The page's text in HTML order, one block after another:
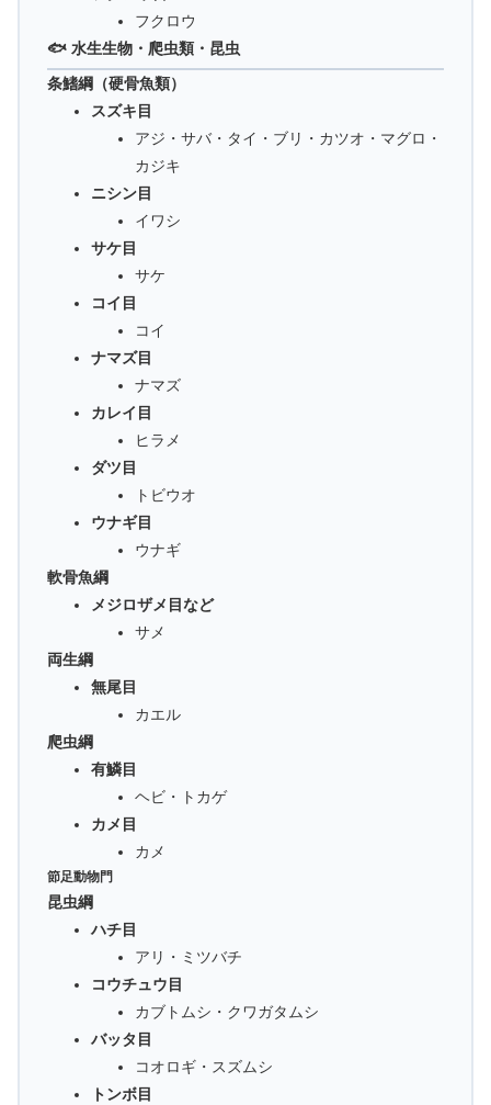
フクロウ
🐟 水生生物・爬虫類・昆虫
条鰭綱（硬骨魚類）
スズキ目
アジ・サバ・タイ・ブリ・カツオ・マグロ・
カジキ
ニシン目
イワシ
サケ目
サケ
コイ目
コイ
ナマズ目
ナマズ
カレイ目
ヒラメ
ダツ目
トビウオ
ウナギ目
ウナギ
軟骨魚綱
メジロザメ目など
サメ
両生綱
無尾目
カエル
爬虫綱
有鱗目
ヘビ・トカゲ
カメ目
カメ
節足動物門
昆虫綱
ハチ目
アリ・ミツバチ
コウチュウ目
カブトムシ・クワガタムシ
バッタ目
コオロギ・スズムシ
トンボ目